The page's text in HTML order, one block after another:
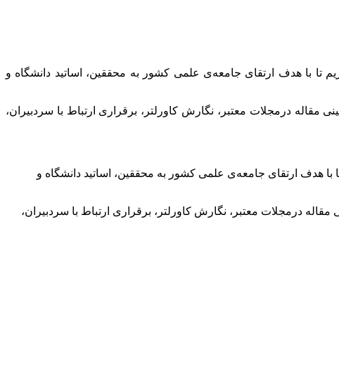
تا با هدف ارتقای جامعه‌ی علمی کشور به محققین، اساتید دانشگاه و
درمجلات معتبر، نگارش کاورلتر، برقراری ارتباط با سردبیران،
هدف ارتقای جامعه‌ی علمی کشور به محققین، اساتید دانشگاه و
درمجلات معتبر، نگارش کاورلتر، برقراری ارتباط با سردبیران،